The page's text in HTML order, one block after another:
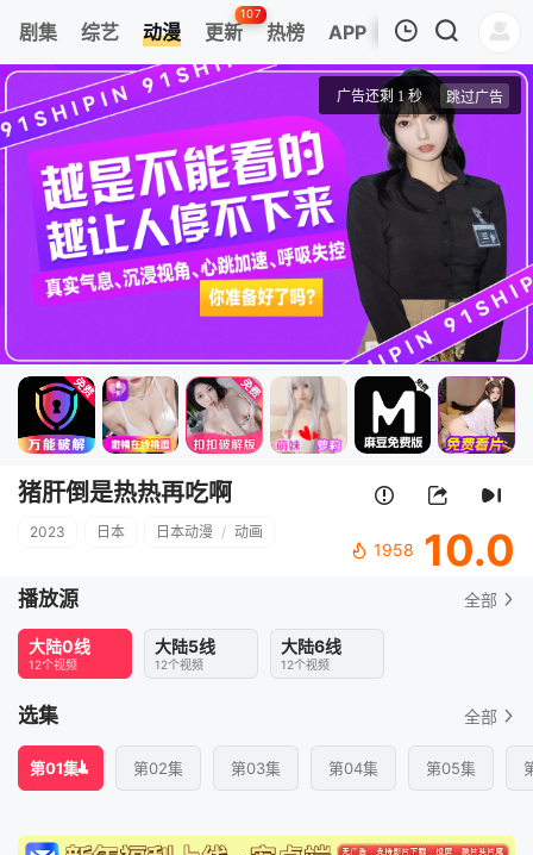
剧集 综艺 动漫 更新
107
热榜 APP
我的观影记录
第01集
猪肝倒是热热再吃啊
清空
猪肝倒是热热再吃啊
2023 日本 日本动漫 / 动画
1958 10.0
播放源 全部
大陆0线
12个视频
大陆5线
12个视频
大陆6线
12个视频
选集 全部
第01集 第02集 第03集 第04集 第05集